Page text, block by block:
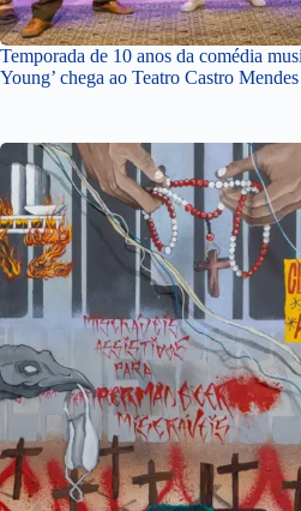
Temporada de 10 anos da comédia
Young’ chega ao Teatro Castro Mendes